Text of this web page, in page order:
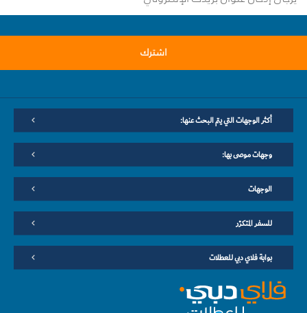
اشترك
أكثر الوجهات التي يتم البحث عنها:
وجهات موصى بها:
الوجهات
للسفر المتكرّر
بوابة فلاي دبي للعطلات